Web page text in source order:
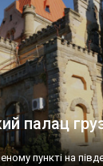
палац
пункті на